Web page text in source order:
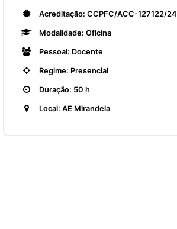
Acreditação: CCPFC/ACC-127122/24
Modalidade: Oficina
Pessoal: Docente
Regime: Presencial
Duração: 50 h
Local: AE Mirandela